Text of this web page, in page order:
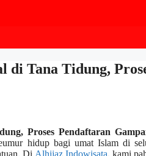
di Tana Tidung,
Proses Pendaftaran
hidup bagi umat Islam di